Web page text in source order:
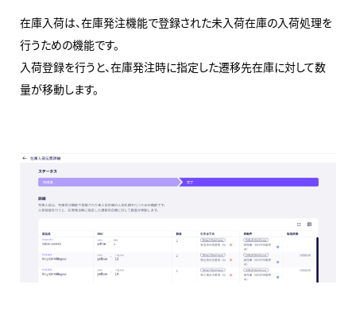
在庫入荷は、在庫発注機能で登録された未入荷在庫の入荷処理を
行うための機能です。
入荷登録を行うと、在庫発注時に指定した遷移先在庫に対して数
量が移動します。